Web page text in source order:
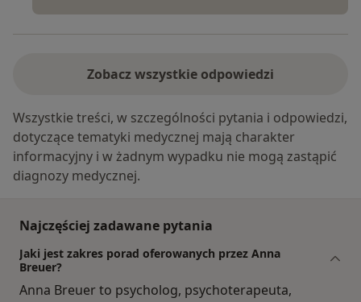
Zobacz wszystkie odpowiedzi
Wszystkie treści, w szczególności pytania i odpowiedzi,
dotyczące tematyki medycznej mają charakter
informacyjny i w żadnym wypadku nie mogą zastąpić
diagnozy medycznej.
Najczęściej zadawane pytania
Jaki jest zakres porad oferowanych przez Anna
Breuer?
Anna Breuer to psycholog, psychoterapeuta,